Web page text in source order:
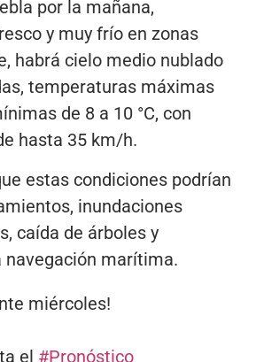
por la mañana,
y muy frío en zonas
habrá cielo medio nublado
temperaturas máximas
de 8 a 10 °C, con
hasta 35 km/h.
estas condiciones podrían
inundaciones
caída de árboles y
navegación marítima.
miércoles!
el #Pronóstico